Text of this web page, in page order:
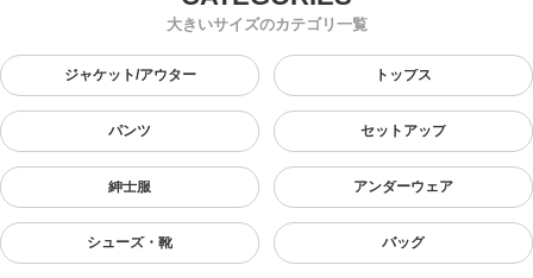
大きいサイズのカテゴリ一覧
ジャケット/アウター トップス
パンツ セットアップ
紳士服 アンダーウェア
シューズ・靴 バッグ